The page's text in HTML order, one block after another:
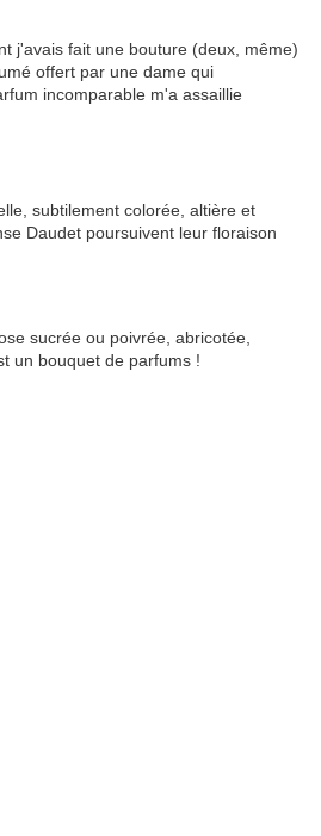
j'avais fait une bouture (deux, même)
offert par une dame qui
incomparable m'a assaillie
subtilement colorée, altière et
Daudet poursuivent leur floraison
sucrée ou poivrée, abricotée,
un bouquet de parfums !